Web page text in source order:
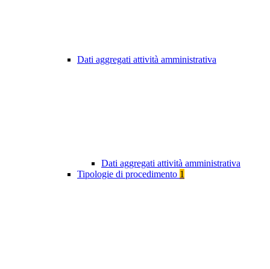
Dati aggregati attività amministrativa
Dati aggregati attività amministrativa
Tipologie di procedimento 1